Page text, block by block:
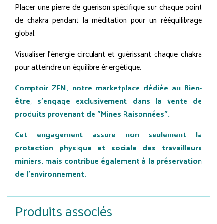
Placer une pierre de guérison spécifique sur chaque point
de chakra pendant la méditation pour un rééquilibrage
global.
Visualiser l'énergie circulant et guérissant chaque chakra
pour atteindre un équilibre énergétique.
Comptoir ZEN, notre marketplace dédiée au Bien-
être, s'engage exclusivement dans la vente de
produits provenant de "Mines Raisonnées".
Cet engagement assure non seulement la
protection physique et sociale des travailleurs
miniers, mais contribue également à la préservation
de l'environnement.
Produits associés